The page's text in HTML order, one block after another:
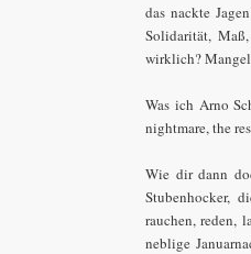
das nackte
Solidarität,
wirklich?
Was ich Arno
nightmare, the
Wie dir dann
Stubenhocker,
rauchen, reden,
neblige